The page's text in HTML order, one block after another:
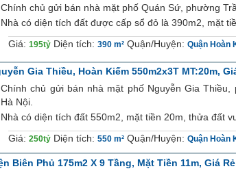
Chính chủ gửi bán nhà mặt phố Quán Sứ, phường
Nhà có diện tích đất được cấp sổ đỏ là 390m2, mặt
Giá: 195tỷ Diện tích: 390 m² Quận/Huyện: Quận Hoàn
Gia Thiều, Hoàn Kiếm 550m2x3T MT:20m,
Chính chủ gửi bán nhà mặt phố Nguyễn Gia
Hà Nội.
Nhà có diện tích đất 550m2, mặt tiền 20m, thửa đất
Giá: 250tỷ Diện tích: 550 m² Quận/Huyện: Quận Hoàn
Biên Phủ 175m2 X 9 Tầng, Mặt Tiền 11m, Giá